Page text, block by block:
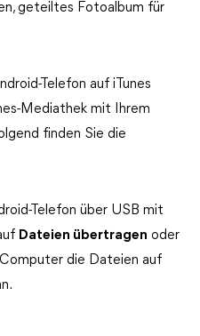
geteiltes Fotoalbum für
Telefon auf iTunes
Mediathek mit Ihrem
finden Sie die
Telefon über USB mit
Dateien übertragen oder
die Dateien auf